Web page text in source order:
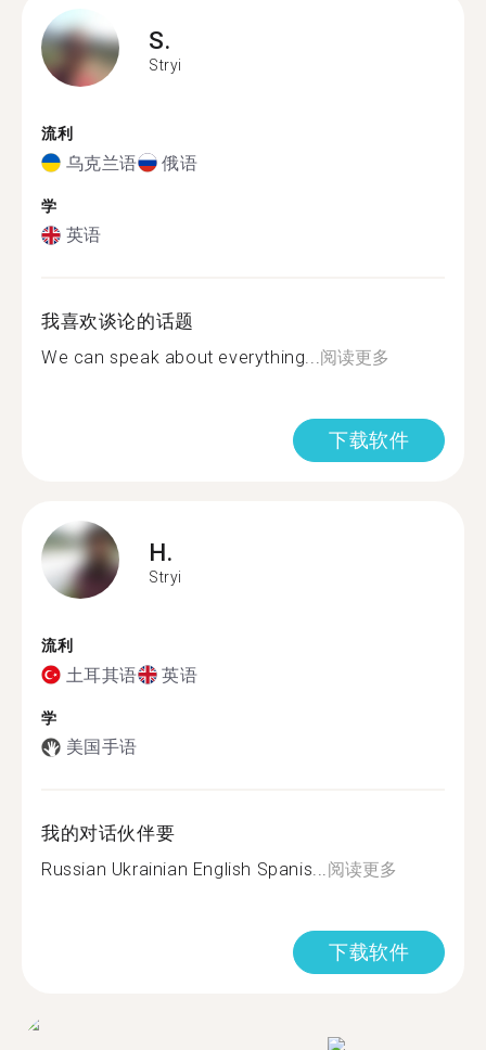
S.
Stryi
流利
乌克兰语 俄语
学
英语
我喜欢谈论的话题
We can speak about everything...阅读更多
下载软件
H.
Stryi
流利
土耳其语 英语
学
美国手语
我的对话伙伴要
Russian Ukrainian English Spanis...阅读更多
下载软件